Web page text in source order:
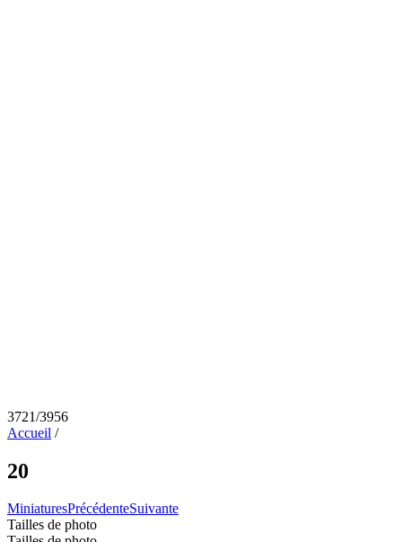
3721/3956
Accueil /
20
MiniaturesPrécédenteSuivante
Tailles de photo